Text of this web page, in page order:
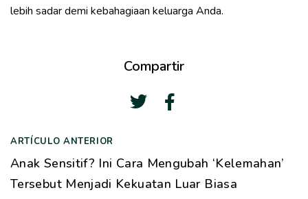
lebih sadar demi kebahagiaan keluarga Anda.
Compartir
N
a
v
ARTÍCULO ANTERIOR
Anak Sensitif? Ini Cara Mengubah ‘Kelemahan’
Tersebut Menjadi Kekuatan Luar Biasa